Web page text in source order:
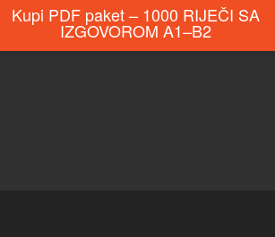
Kupi PDF paket – 1000 RIJEČI SA
IZGOVOROM A1–B2